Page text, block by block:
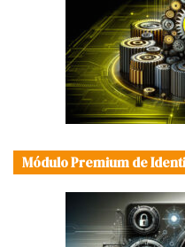
Módulo Premium de